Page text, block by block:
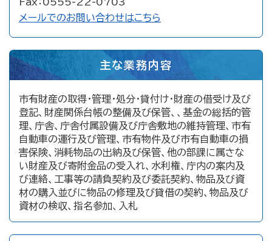
メールでのお問い合わせはこちら
主な業務内容
市有財産の取得・管理・処分・貸付け・財産の借受け及び
登記、財産関係台帳の整備及び保管、、基金の総括的管
理、庁舎、庁舎付属設備及び庁舎敷地の維持管理、市有
自動車の運行及び管理、市有物件及び市有自動車の損
害保険、消耗物品の出納及び保管、他の部課に属さな
い財産及び寄附金品の受入れ、水利権、庁内の案内及
び連絡、工事等の請負契約及び委託契約、物品及び資
材の購入並びに物品の修理及び貸借の契約、物品及び
資材の検収、指名参加、入札